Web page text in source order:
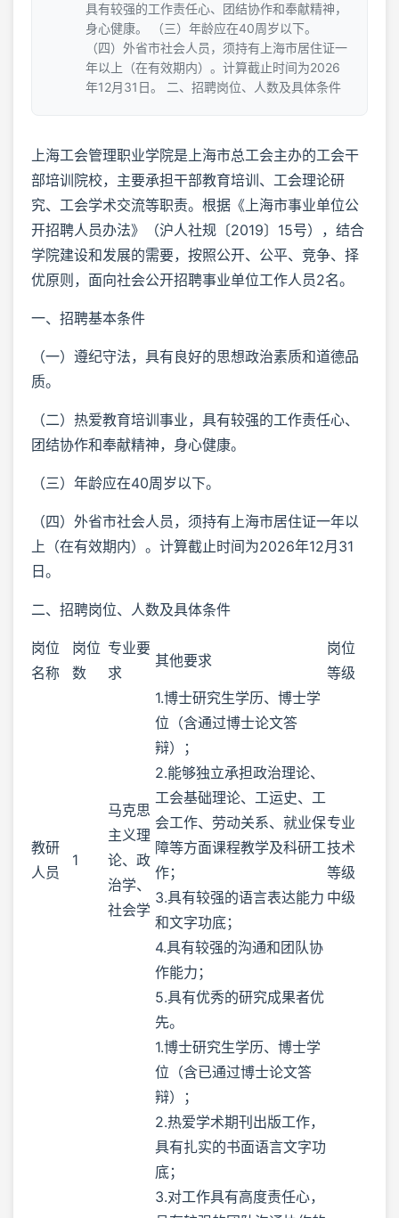
具有较强的工作责任心、团结协作和奉献精神，
身心健康。 （三）年龄应在40周岁以下。
（四）外省市社会人员，须持有上海市居住证一
年以上（在有效期内）。计算截止时间为2026
年12月31日。 二、招聘岗位、人数及具体条件
上海工会管理职业学院是上海市总工会主办的工会干
部培训院校，主要承担干部教育培训、工会理论研
究、工会学术交流等职责。根据《上海市事业单位公
开招聘人员办法》（沪人社规〔2019〕15号），结合
学院建设和发展的需要，按照公开、公平、竞争、择
优原则，面向社会公开招聘事业单位工作人员2名。
一、招聘基本条件
（一）遵纪守法，具有良好的思想政治素质和道德品
质。
（二）热爱教育培训事业，具有较强的工作责任心、
团结协作和奉献精神，身心健康。
（三）年龄应在40周岁以下。
（四）外省市社会人员，须持有上海市居住证一年以
上（在有效期内）。计算截止时间为2026年12月31
日。
二、招聘岗位、人数及具体条件
岗位
名称
岗位
数
专业要
求
其他要求
岗位
等级
教研
人员
1
马克思
主义理
论、政
治学、
社会学
1.博士研究生学历、博士学
位（含通过博士论文答
辩）；
专业
技术
等级
中级
2.能够独立承担政治理论、
工会基础理论、工运史、工
会工作、劳动关系、就业保
障等方面课程教学及科研工
作；
3.具有较强的语言表达能力
和文字功底；
4.具有较强的沟通和团队协
作能力；
5.具有优秀的研究成果者优
先。
1.博士研究生学历、博士学
位（含已通过博士论文答
辩）；
2.热爱学术期刊出版工作，
具有扎实的书面语言文字功
底；
3.对工作具有高度责任心，